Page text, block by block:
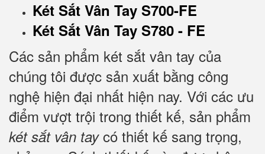
Két Sắt Vân Tay S700-FE
Két Sắt Vân Tay S780 - FE
Các sản phẩm két sắt vân tay của
chúng tôi được sản xuất bằng công
nghệ hiện đại nhất hiện nay. Với các ưu
điểm vượt trội trong thiết kế, sản phẩm
két sắt vân taycó thiết kế sang trọng,